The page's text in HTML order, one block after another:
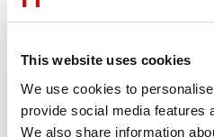
This website uses cookies
We use cookies to
provide social media features
We also share information